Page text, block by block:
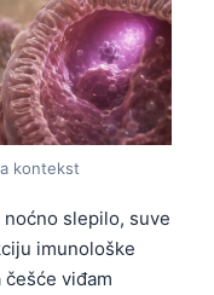
kontekst
slepilo, suve
imunološke
viđam